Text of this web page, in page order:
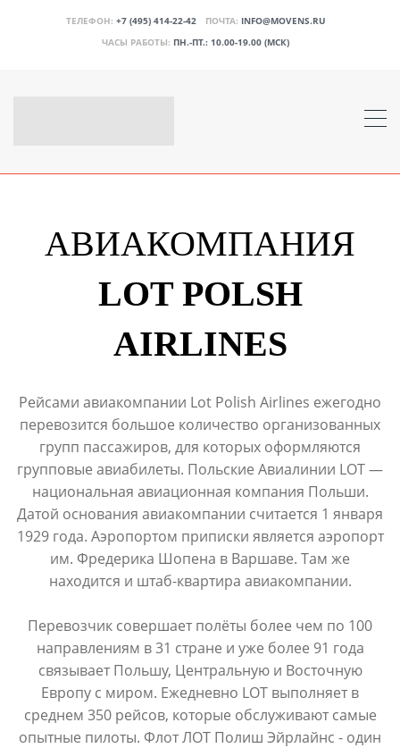
ТЕЛЕФОН: +7 (495) 414-22-42 ПОЧТА: INFO@MOVENS.RU
ЧАСЫ РАБОТЫ: ПН.-ПТ.: 10.00-19.00 (МСК)
АВИАКОМПАНИЯ
LOT POLSH
AIRLINES
Рейсами авиакомпании Lot Polish Airlines ежегодно
перевозится большое количество организованных
групп пассажиров, для которых оформляются
групповые авиабилеты. Польские Авиалинии LOT —
национальная авиационная компания Польши.
Датой основания авиакомпании считается 1 января
1929 года. Аэропортом приписки является аэропорт
им. Фредерика Шопена в Варшаве. Там же
находится и штаб-квартира авиакомпании.
Перевозчик совершает полёты более чем по 100
направлениям в 31 стране и уже более 91 года
связывает Польшу, Центральную и Восточную
Европу с миром. Ежедневно LOT выполняет в
среднем 350 рейсов, которые обслуживают самые
опытные пилоты. Флот ЛОТ Полиш Эйрлайнс - один